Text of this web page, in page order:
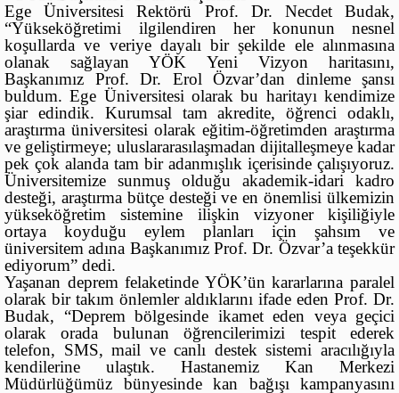
Ege Üniversitesi Rektörü Prof. Dr. Necdet Budak,
“Yükseköğretimi ilgilendiren her konunun nesnel
koşullarda ve veriye dayalı bir şekilde ele alınmasına
olanak sağlayan YÖK Yeni Vizyon haritasını,
Başkanımız Prof. Dr. Erol Özvar’dan dinleme şansı
buldum. Ege Üniversitesi olarak bu haritayı kendimize
şiar edindik. Kurumsal tam akredite, öğrenci odaklı,
araştırma üniversitesi olarak eğitim-öğretimden araştırma
ve geliştirmeye; uluslararasılaşmadan dijitalleşmeye kadar
pek çok alanda tam bir adanmışlık içerisinde çalışıyoruz.
Üniversitemize sunmuş olduğu akademik-idari kadro
desteği, araştırma bütçe desteği ve en önemlisi ülkemizin
yükseköğretim sistemine ilişkin vizyoner kişiliğiyle
ortaya koyduğu eylem planları için şahsım ve
üniversitem adına Başkanımız Prof. Dr. Özvar’a teşekkür
ediyorum” dedi.
Yaşanan deprem felaketinde YÖK’ün kararlarına paralel
olarak bir takım önlemler aldıklarını ifade eden Prof. Dr.
Budak, “Deprem bölgesinde ikamet eden veya geçici
olarak orada bulunan öğrencilerimizi tespit ederek
telefon, SMS, mail ve canlı destek sistemi aracılığıyla
kendilerine ulaştık. Hastanemiz Kan Merkezi
Müdürlüğümüz bünyesinde kan bağışı kampanyasını